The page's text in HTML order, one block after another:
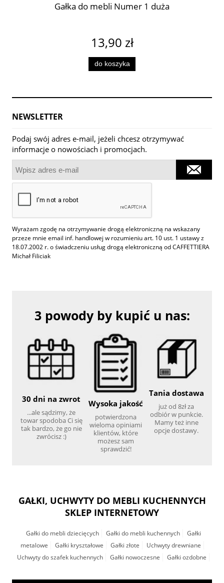
Gałka do mebli Numer 1 duża
13,90 zł
do koszyka
NEWSLETTER
Podaj swój adres e-mail, jeżeli chcesz otrzymywać
informacje o nowościach i promocjach.
Wyrażam zgodę na otrzymywanie drogą elektroniczną na wskazany
przeze mnie email inf. handlowej w rozumieniu art. 10 ust. 1 ustawy z
18.07.2002 r. o świadczeniu usług drogą elektroniczną od CAFFETTIERA
Michał Filiciak
3 powody by kupić u nas:
30 dni na zwrot
...ale sądzimy, że
towar spodoba Ci się
tak bardzo, że go nie
zwrócisz :)
Wysoka jakość
potwierdzona
wieloma opiniami
klientów, które
możesz sam
sprawdzić!
Tania dostawa
już od 8zł za
odbiór w punkcie.
Mamy też inne
opcje dostawy.
GAŁKI, UCHWYTY DO MEBLI KUCHENNYCH
SKLEP INTERNETOWY
Gałki do mebli dziecięcych Gałki do mebli kuchennych
Gałki
metalowe
Gałki kryształowe Gałki złote
Uchwyty drewniane
Uchwyty do szafek kuchennych
Gałki nowoczesne Gałki ozdobne